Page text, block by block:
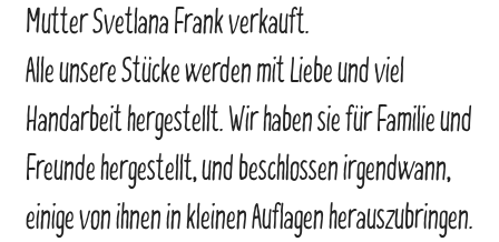
Mutter Svetlana Frank verkauft.
Alle unsere Stücke werden mit Liebe und viel
Handarbeit hergestellt. Wir haben sie für Familie und
Freunde hergestellt, und beschlossen irgendwann,
einige von ihnen in kleinen Auflagen herauszubringen.